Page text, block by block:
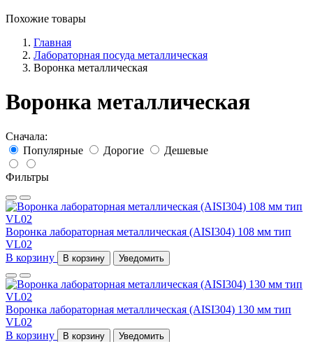
Похожие товары
Главная
Лабораторная посуда металлическая
Воронка металлическая
Воронка металлическая
Сначала:
Популярные
Дорогие Дешевые
Фильтры
Воронка лабораторная металлическая (AISI304) 108 мм тип
VL02
В корзину
В корзину Уведомить
Воронка лабораторная металлическая (AISI304) 130 мм тип
VL02
В корзину
В корзину Уведомить